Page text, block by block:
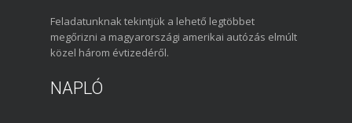
Feladatunknak tekintjük a lehető legtöbbet
megőrizni a magyarországi amerikai autózás elmúlt
közel három évtizedéről.
NAPLÓ